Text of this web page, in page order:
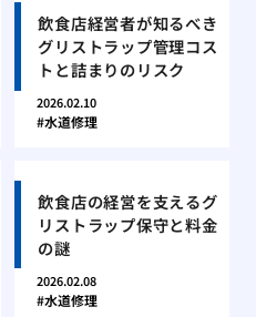
飲食店経営者が知るべき
グリストラップ管理コス
トと詰まりのリスク
2026.02.10
水道修理
飲食店の経営を支えるグ
リストラップ保守と料金
の謎
2026.02.08
水道修理